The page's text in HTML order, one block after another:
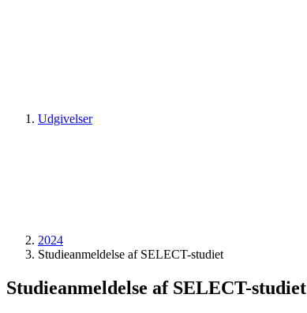
Udgivelser
2024
Studieanmeldelse af SELECT-studiet
Studieanmeldelse af SELECT-studiet